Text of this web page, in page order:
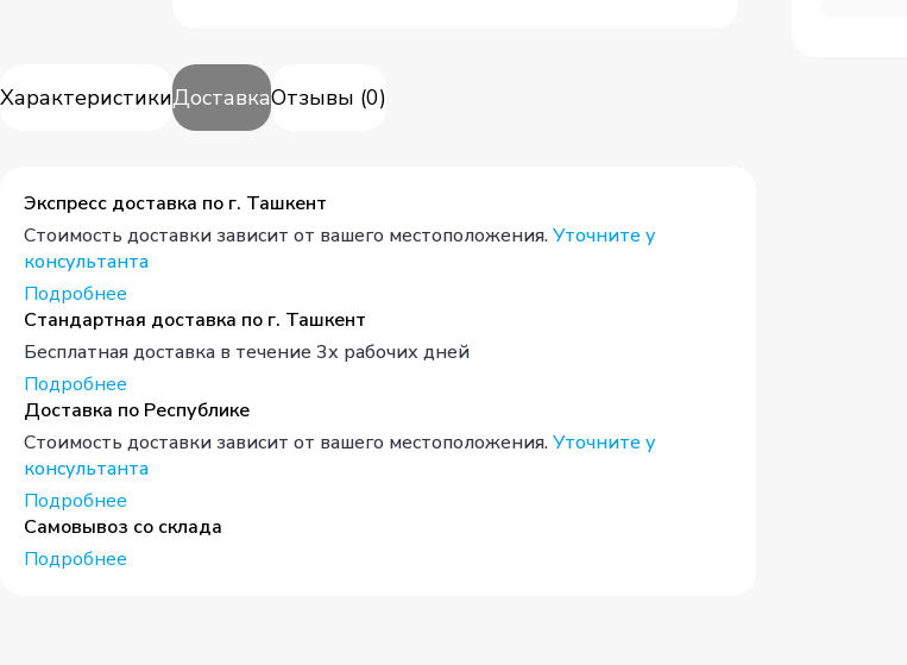
ХарактеристикиДоставкаОтзывы (0)
Экспресс доставка по г. Ташкент
Стоимость доставки зависит от вашего местоположения.Уточните у
консультанта
Подробнее
Стандартная доставка по г. Ташкент
Бесплатная доставка в течение 3х рабочих дней
Подробнее
Доставка по Республике
Стоимость доставки зависит от вашего местоположения.Уточните у
консультанта
Подробнее
Самовывоз со склада
Подробнее